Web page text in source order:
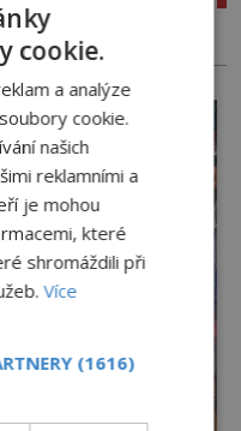
cookie.
a analýze
cookie.
našich
reklamními a
je mohou
které
shromáždili při
Více
(1616)